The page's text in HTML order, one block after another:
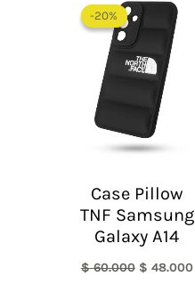
-20%
-20%
Case Pillow
TNF Samsung
Galaxy A14
$60.000
precio
original
era:
$ 60.000.
$ 48.000